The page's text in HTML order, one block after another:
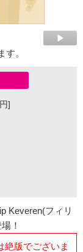
。
]
Keveren(フィリ
！
版でございま